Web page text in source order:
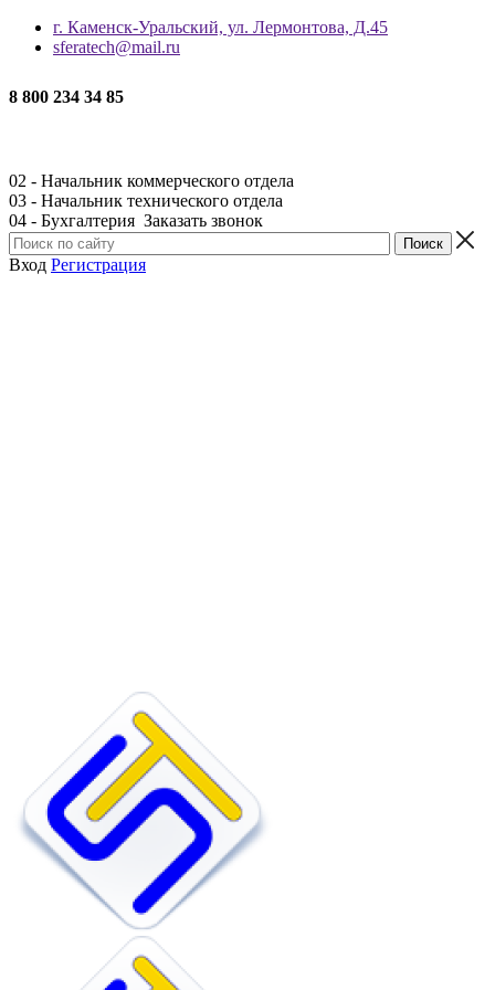
г. Каменск-Уральский, ул. Лермонтова, Д.45
sferatech@mail.ru
8 800 234 34 85
02 - Начальник коммерческого отдела
03 - Начальник технического отдела
04 - Бухгалтерия Заказать звонок
Вход Регистрация